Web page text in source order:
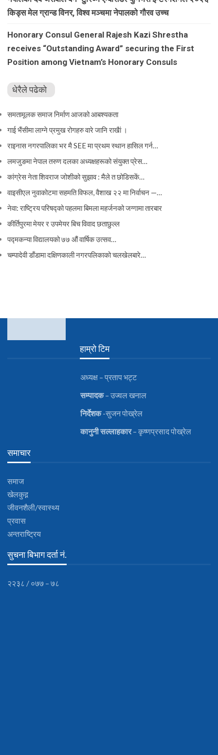
किड्स मेल ग्रान्ड विनर, विश्व मञ्चमा नेपालको गौरव उच्च
Honorary Consul General Rajesh Kazi Shrestha
receives “Outstanding Award” securing the First
Position among Vietnam’s Honorary Consuls
धेरैले पढेको
समतामूलक समाज निर्माण आजको आबश्यकता
गाई भैंसीमा लाग्ने प्रमुख रोगहरु वारे जानि राखैां ।
राइनास नगरपालिका भर मै SEE मा प्रथम स्थान हासिल गर्न…
लमजुङमा नेपाल तरुण दलका अध्यक्षहरूको संयुक्त प्रेस…
कांग्रेस नेता शिवराज जोशीको सुझाव : मैले त छोडिसकें…
वाइसीएल नुवाकोटमा सहमति विफल, वैशाख २२ मा निर्वाचन —…
नेवा: राष्ट्रिय परिषद्को पहलमा बिमला महर्जनको जग्गामा तारबार
कीर्तिपुरमा मेयर र उपमेयर बिच विवाद छताछुल्ल
पद्मकन्या विद्यालयको ७७ औं ‌‌वार्षिक ‌उत्सव…
चम्पादेवी डाँडामा दक्षिणकाली नगरपलिकाको चलखेलबारे…
हाम्रो टिम
अध्यक्ष – प्रताप भट्ट
सम्पादक– उज्वल खनाल
निर्देशक-सुजन पोख्रेल
कानुनीसल्लाहकार– कृष्णप्रसाद पोख्रेल
समाचार
समाज
खेलकुद़़
जीवनशैली/स्वास्थ्य
प्रवास
अन्तराष्ट्रिय
सुचना बिभाग दर्ता नं.
२२३८ / ०७७ – ७८